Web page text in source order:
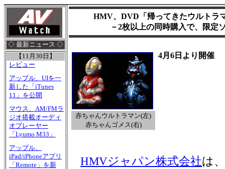
◇ 最新ニュース ◇
【11月30日】
レビュー
アップル、UIを一
新した「iTunes
11」を公開
マウス、AM/FMラ
ジオ搭載オーディ
オプレーヤー
「Lyumo M33」
アップル、
iPad/iPhoneアプリ
「Remote」を新
HMV、DVD「帰ってきたウルトラ
－2枚以上の同時購入で、限定
赤ちゃんウルトラマン(左)
赤ちゃんゴメス(右)
4月6日より開催
HMVジャパン株式会社は